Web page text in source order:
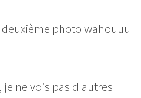
photo wahouuu
ne vois pas d'autres